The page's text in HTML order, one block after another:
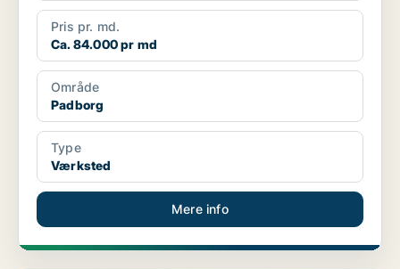
Pris pr. md.
Ca. 84.000 pr md
Område
Padborg
Type
Værksted
Mere info